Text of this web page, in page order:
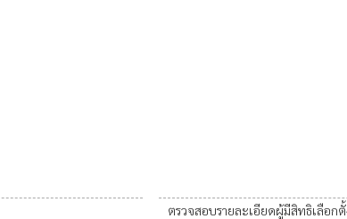
ตรวจสอบรายละเอียดผู้มีสิทธิเลือก